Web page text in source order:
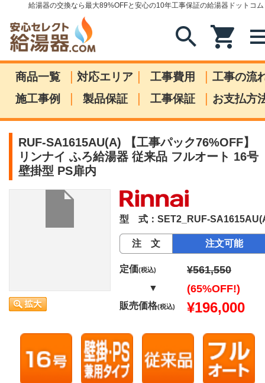
給湯器の交換なら最大89%OFFと安心の10年工事保証の給湯器ドットコム
search shopping_cart
商品一覧 | 対応エリア | 工事費用 | 工事の流
施工事例
| 製品保証 | 工事保証 | お支払方
RUF-SA1615AU(A) 【工事パック76%OFF】
リンナイ ふろ給湯器 従来品 フルオート 16号
壁掛型 PS扉内
型 式：SET2_RUF-
注 文 注文可能
定価(税込) ¥561,550
▼ (65%OFF!)
販売価格(税込) ¥196,000